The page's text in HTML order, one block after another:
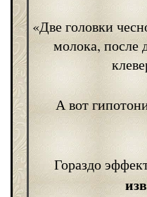
«Две головки
молока, после
А вот
Гораздо